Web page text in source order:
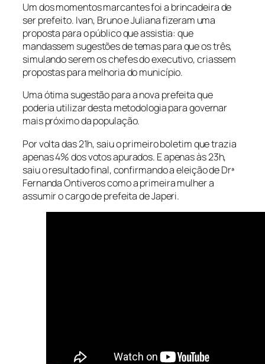
Um dos momentos marcantes foi a brincadeira de
ser prefeito. Ivan, Bruno e Juliana fizeram uma
proposta para o público que assistia: que
mandassem sugestões de temas para que os três,
simulando serem os chefes do executivo, criassem
propostas para melhoria do município.
Uma ótima sugestão para a nova prefeita que
poderia utilizar desta metodologia para governar
mais próximo da população.
Por volta das 21h, saiu o primeiro boletim que trazia
apenas 4% dos votos apurados. E apenas às 23h,
saiu o resultado final, confirmando a eleição de Drª
Fernanda Ontiveros como a primeira mulher a
assumir o cargo de prefeita de Japeri.